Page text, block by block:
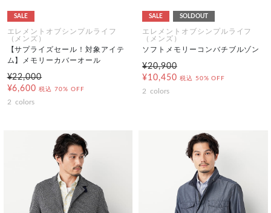
SALE
エレメントオブシンプルライフ
（メンズ）
【サプライズセール！対象アイテ
ム】メモリーカバーオール
¥22,000
¥6,600 税込 70% OFF
2 colors
SALE SOLDOUT
エレメントオブシンプルライフ
（メンズ）
ソフトメモリーコンバチブルゾン
¥20,900
¥10,450 税込 50% OFF
2 colors